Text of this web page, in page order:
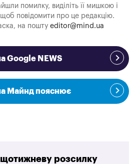
помилку, виділіть її мишкою і
повідомити про це редакцію.
на пошту editor@mind.ua
Google NEWS
Майнд пояснює
щотижневу розсилку